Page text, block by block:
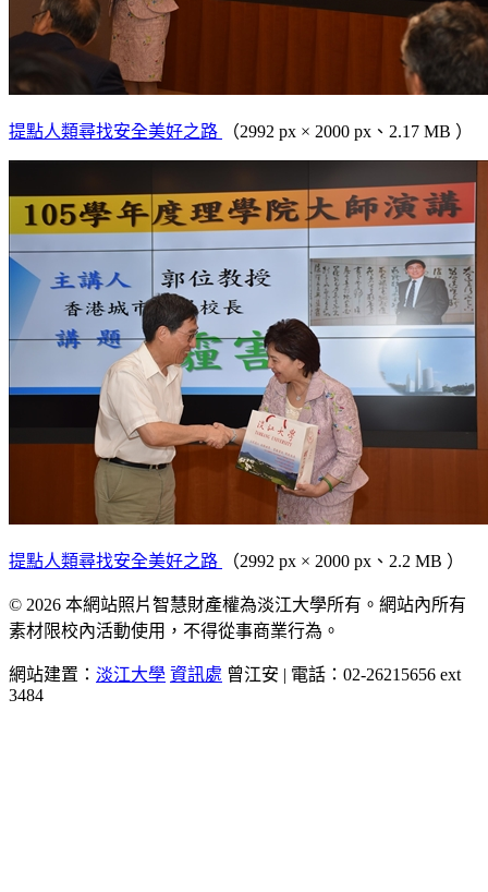
提點人類尋找安全美好之路 （2992 px × 2000 px、2.17 MB ）
提點人類尋找安全美好之路 （2992 px × 2000 px、2.2 MB ）
© 2026 本網站照片智慧財產權為淡江大學所有。網站內所有
素材限校內活動使用，不得從事商業行為。
網站建置： 淡江大學 資訊處 曾江安 | 電話：02-26215656 ext
3484